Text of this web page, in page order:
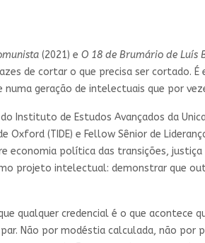
(2021) e O 18 de Brumário de Luís
de cortar o que precisa ser cortado.
geração de intelectuais que por
Instituto de Estudos Avançados da
Oxford (TIDE) e Fellow Sênior de
economia política das transições,
projeto intelectual: demonstrar que
qualquer credencial é o que acontece
Não por modéstia calculada, não por